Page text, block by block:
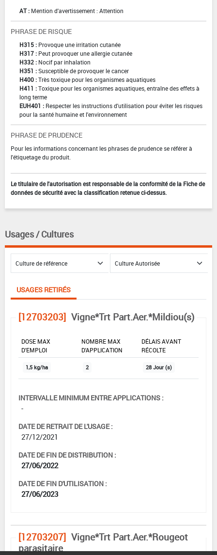
AT : Mention d'avertissement : Attention
PHRASE DE RISQUE
H315 : Provoque une irritation cutanée
H317 : Peut provoquer une allergie cutanée
H332 : Nocif par inhalation
H351 :Susceptible de provoquer le cancer
H400 :Très toxique pour les organismes aquatiques
H411 :Toxique pour les organismes aquatiques, entraîne des effets à
long terme
EUH401 : Respecter les instructions d'utilisation pour éviter les risques
pour la santé humaine et l'environnement
PHRASE DE PRUDENCE
Pour les informations concernant les phrases de prudence se référer à
l'étiquetage du produit.
Le titulaire de l'autorisation est responsable de la conformité de la Fiche de
données de sécurité avec la classification retenue ci-dessus.
Usages / Cultures
USAGES RETIRÉS
[12703203] Vigne*Trt Part.Aer.*Mildiou(s)
DOSE MAX
D'EMPLOI
NOMBRE MAX
D'APPLICATION
DÉLAIS AVANT
RÉCOLTE
1,5 kg/ha 2 28 Jour (s)
INTERVALLE MINIMUM ENTRE APPLICATIONS :
-
DATE DE RETRAIT DE L'USAGE :
27/12/2021
DATE DE FIN DE DISTRIBUTION :
27/06/2022
DATE DE FIN D'UTILISATION :
27/06/2023
[12703207] Vigne*Trt Part.Aer.*Rougeot
parasitaire